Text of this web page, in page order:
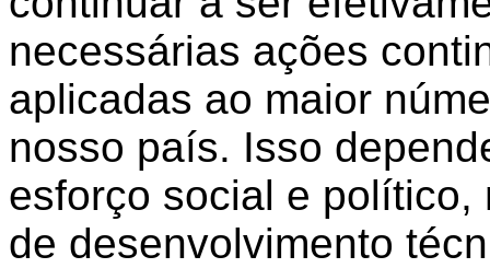
necessárias ações
aplicadas ao maior
nosso país. Isso
esforço social e
de desenvolvimento